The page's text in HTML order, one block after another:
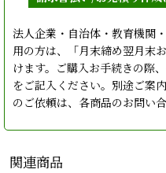
法人企業・自治体・教育機関
用の方は、「月末締め翌月末
けます。ご購入お手続きの際
をご記入ください。別途ご案
のご依頼は、各商品のお問い
関連商品